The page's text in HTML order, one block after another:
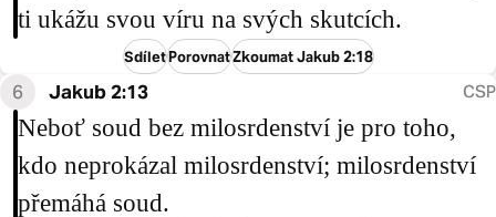
ti ukážu svou víru na svých skutcích.
SdíletPorovnatZkoumat Jakub 2:18
6 Jakub 2:13 CSP
Neboť soud bez milosrdenství je pro toho,
kdo neprokázal milosrdenství; milosrdenství
přemáhá soud.